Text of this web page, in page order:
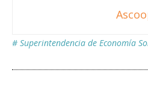
# Superintendencia de Economía